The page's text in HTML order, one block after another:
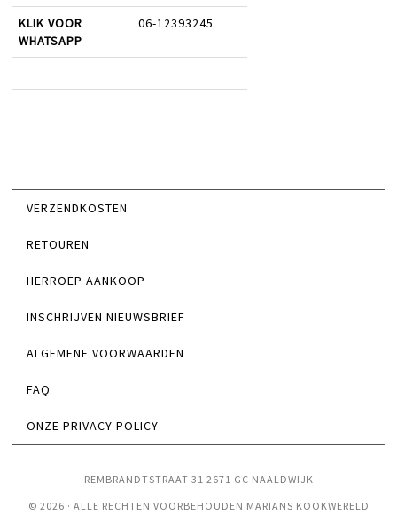
KLIK VOOR
WHATSAPP
06-12393245
VERZENDKOSTEN
RETOUREN
HERROEP AANKOOP
INSCHRIJVEN NIEUWSBRIEF
ALGEMENE VOORWAARDEN
FAQ
ONZE PRIVACY POLICY
REMBRANDTSTRAAT 31 2671 GC NAALDWIJK
© 2026 · ALLE RECHTEN VOORBEHOUDEN MARIANS KOOKWERELD